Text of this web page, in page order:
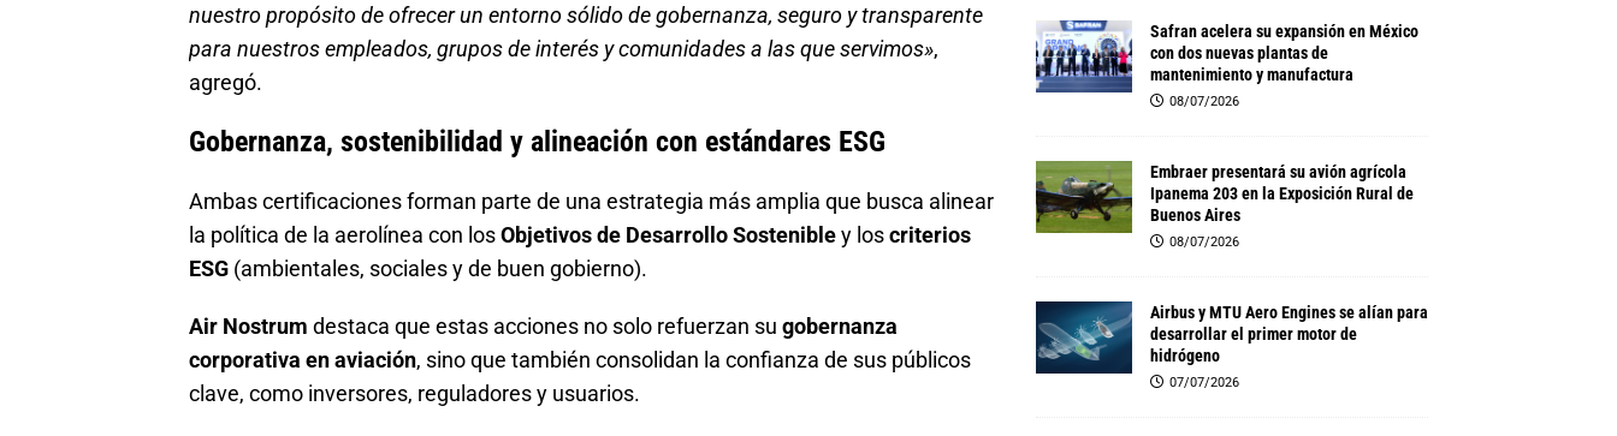
nuestro propósito de ofrecer un entorno sólido de gobernanza, seguro y transparente
para nuestros empleados, grupos de interés y comunidades a las que servimos»,
agregó.
Gobernanza, sostenibilidad y alineación con estándares ESG
Ambas certificaciones forman parte de una estrategia más amplia que busca alinear
la política de la aerolínea con losObjetivos de Desarrollo Sostenibley loscriterios
ESG (ambientales, sociales y de buen gobierno).
Air Nostrum destaca que estas acciones no solo refuerzan su gobernanza
corporativa en aviación, sino que también consolidan la confianza de sus públicos
clave, como inversores, reguladores y usuarios.
Safran acelera su expansión en México
con dos nuevas plantas de
mantenimiento y manufactura
08/07/2026
Embraer presentará su avión agrícola
Ipanema 203 en la Exposición Rural de
Buenos Aires
08/07/2026
Airbus y MTU Aero Engines se alían para
desarrollar el primer motor de
hidrógeno
07/07/2026